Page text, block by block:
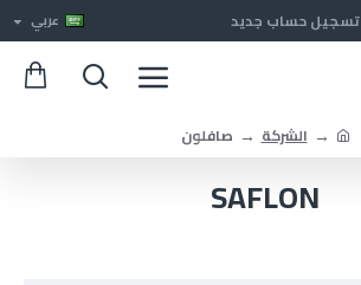
تسجيل حساب جديد عربي
الشركة صافلون
SAFLON